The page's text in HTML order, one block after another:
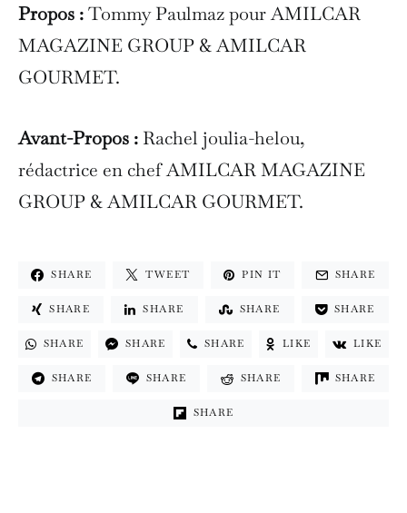
Propos :Tommy Paulmaz pour AMILCAR
MAGAZINE GROUP & AMILCAR
GOURMET.
Avant-Propos : Rachel joulia-helou,
rédactrice en chef AMILCAR MAGAZINE
GROUP & AMILCAR GOURMET.
SHARE TWEET PIN IT SHARE
SHARE SHARE SHARE SHARE
SHARE SHARE SHARE LIKE LIKE
SHARE SHARE SHARE SHARE
SHARE